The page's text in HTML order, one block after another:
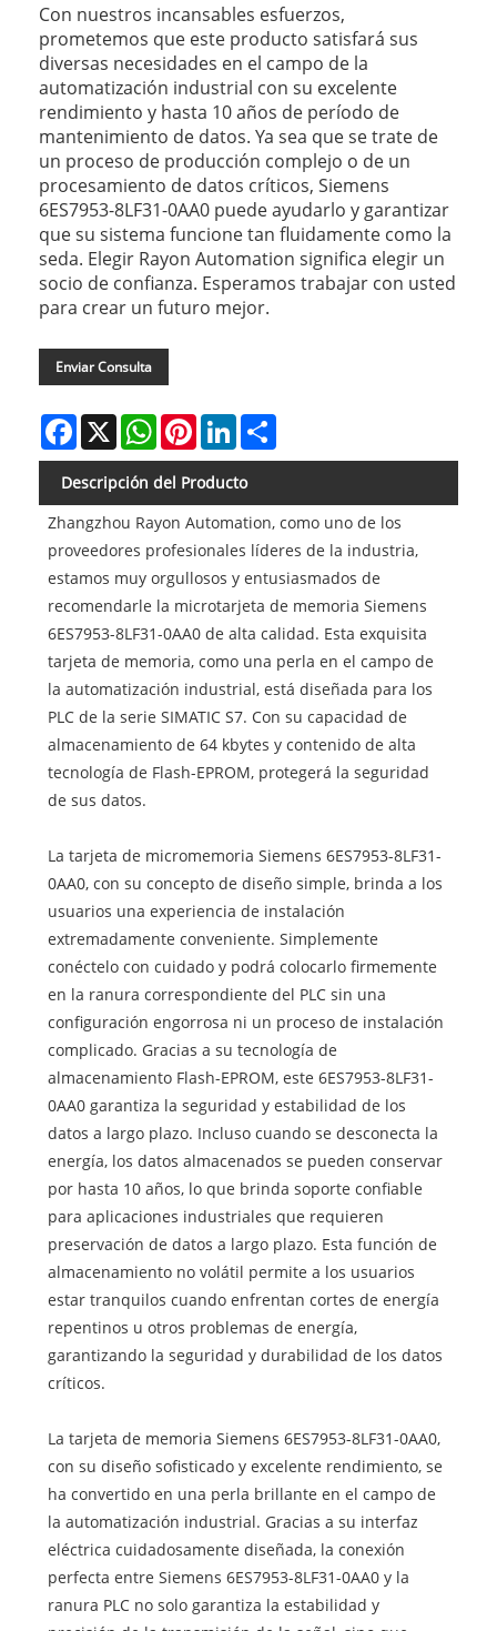
Con nuestros incansables esfuerzos,
prometemos que este producto satisfará sus
diversas necesidades en el campo de la
automatización industrial con su excelente
rendimiento y hasta 10 años de período de
mantenimiento de datos. Ya sea que se trate de
un proceso de producción complejo o de un
procesamiento de datos críticos, Siemens
6ES7953-8LF31-0AA0 puede ayudarlo y garantizar
que su sistema funcione tan fluidamente como la
seda. Elegir Rayon Automation significa elegir un
socio de confianza. Esperamos trabajar con usted
para crear un futuro mejor.
Enviar Consulta
Facebook
X WhatsAppPinterestLinkedIn
Descripción del Producto
Zhangzhou Rayon Automation, como uno de los
proveedores profesionales líderes de la industria,
estamos muy orgullosos y entusiasmados de
recomendarle la microtarjeta de memoria Siemens
6ES7953-8LF31-0AA0 de alta calidad. Esta exquisita
tarjeta de memoria, como una perla en el campo de
la automatización industrial, está diseñada para los
PLC de la serie SIMATIC S7. Con su capacidad de
almacenamiento de 64 kbytes y contenido de alta
tecnología de Flash-EPROM, protegerá la seguridad
de sus datos.
La tarjeta de micromemoria Siemens 6ES7953-8LF31-
0AA0, con su concepto de diseño simple, brinda a los
usuarios una experiencia de instalación
extremadamente conveniente. Simplemente
conéctelo con cuidado y podrá colocarlo firmemente
en la ranura correspondiente del PLC sin una
configuración engorrosa ni un proceso de instalación
complicado. Gracias a su tecnología de
almacenamiento Flash-EPROM, este 6ES7953-8LF31-
0AA0 garantiza la seguridad y estabilidad de los
datos a largo plazo. Incluso cuando se desconecta la
energía, los datos almacenados se pueden conservar
por hasta 10 años, lo que brinda soporte confiable
para aplicaciones industriales que requieren
preservación de datos a largo plazo. Esta función de
almacenamiento no volátil permite a los usuarios
estar tranquilos cuando enfrentan cortes de energía
repentinos u otros problemas de energía,
garantizando la seguridad y durabilidad de los datos
críticos.
La tarjeta de memoria Siemens 6ES7953-8LF31-0AA0,
con su diseño sofisticado y excelente rendimiento, se
ha convertido en una perla brillante en el campo de
la automatización industrial. Gracias a su interfaz
eléctrica cuidadosamente diseñada, la conexión
perfecta entre Siemens 6ES7953-8LF31-0AA0 y la
ranura PLC no solo garantiza la estabilidad y